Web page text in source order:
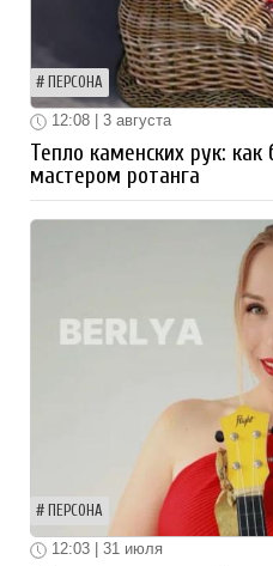
ПЕРСОНА
12:08 | 3 августа
Тепло каменских рук: как
мастером ротанга
ПЕРСОНА
12:03 | 31 июля